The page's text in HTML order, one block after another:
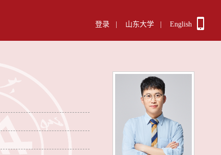
登录 山东大学 English